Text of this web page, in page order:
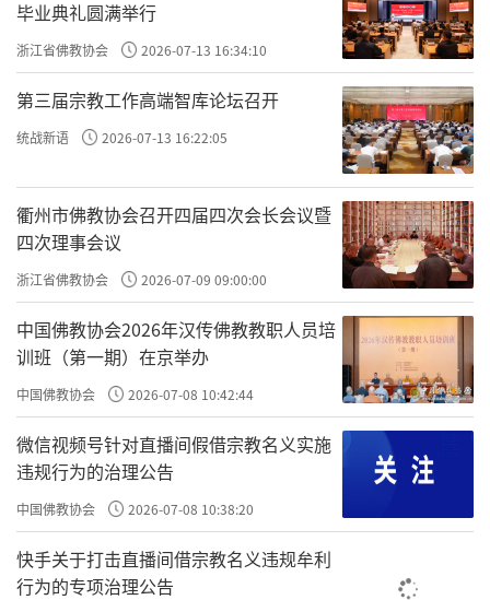
凶悍没办法靠近，后来婆罗门为我挤乳，母牛
就很柔顺，而且牛母子居然对话起来。”佛
说：“这对牛母子，先世因不信佛经教的义
理，堕入到牛马畜生道中，历经十六劫，到今
天才能再得闻佛名，于是便生起慈心以乳来施
佛。这对牛母子，后世当为弥勒佛的沙门弟
子，将证得大阿罗汉果。小牛死后，当为我悬
缯幡盖，散华烧香受持经戒，过二十劫后当得
作佛，名‘乳光如来’，度脱一切应度的众
生。”佛说：“牛以善心施与佛陀牛乳的缘
故，能度脱种种的苦难，后得无量福报。以是
因缘，佛不可不信，经不可不读，道不可不
修，普告天上天下所有的众生都知道这一件事
情。”
责任编辑：印月
毕业典礼圆满举行
浙江省佛教协会 2026-07-13 16:34:10
第三届宗教工作高端智库论坛召开
统战新语 2026-07-13 16:22:05
衢州市佛教协会召开四届四次会长会议暨
四次理事会议
浙江省佛教协会 2026-07-09 09:00:00
中国佛教协会2026年汉传佛教教职人员培
训班（第一期）在京举办
中国佛教协会 2026-07-08 10:42:44
微信视频号针对直播间假借宗教名义实施
违规行为的治理公告
中国佛教协会 2026-07-08 10:38:20
快手关于打击直播间借宗教名义违规牟利
行为的专项治理公告